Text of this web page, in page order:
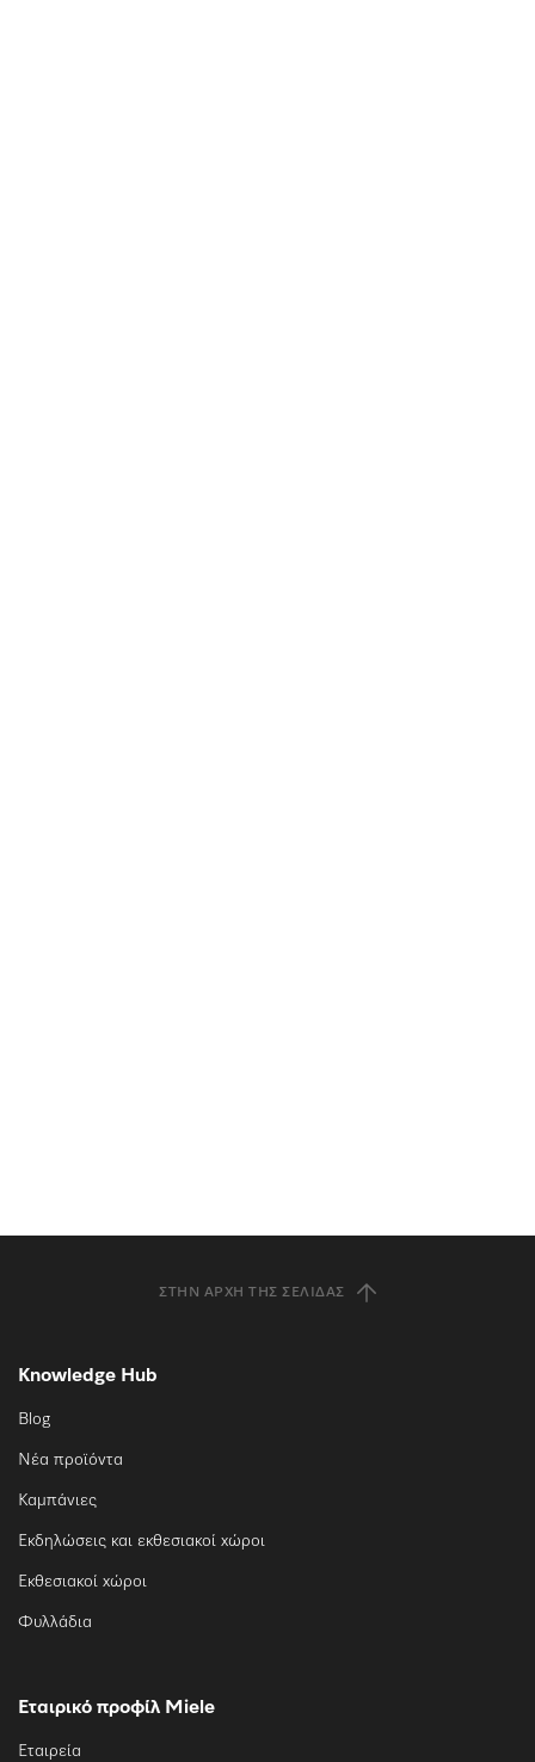
ΣΤΗΝ ΑΡΧΉ ΤΗΣ ΣΕΛΊΔΑΣ
Knowledge Hub
Blog
Νέα προϊόντα
Καμπάνιες
Εκδηλώσεις και εκθεσιακοί χώροι
Εκθεσιακοί χώροι
Φυλλάδια
Εταιρικό προφίλ Miele
Εταιρεία